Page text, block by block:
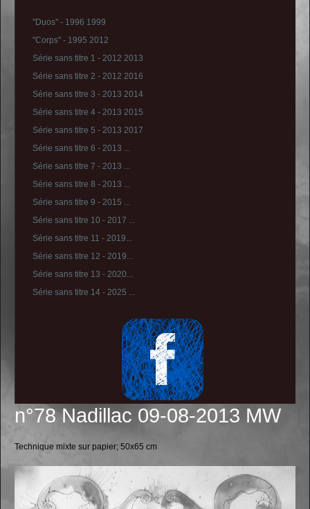
''Duos'' - 1996 1999
''Corps'' - 1995 2012
Série sans titre 1 - 2012 2013
Série sans titre 2 - 2012 2016
Série sans titre 3 - 2013 2014
Série sans titre 4 - 2013 2015
Série sans titre 5 - 2013 2017
Série sans titre 6 - 2013 ...
Série sans titre 7 - 2013 ...
Série sans titre 8 - 2013 ...
Série sans titre 9 - 2015 ...
Série sans titre 10 - 2017 ...
Série sans titre 11 - 2019...
Série sans titre 12 - 2019...
Série sans titre 13 - 2020...
Série sans titre 14 - 2025 ...
n°78 Nadillac 09-08-2013 MW
Technique mixte sur papier; 50x65 cm